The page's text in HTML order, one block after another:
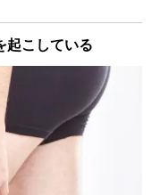
起こしている